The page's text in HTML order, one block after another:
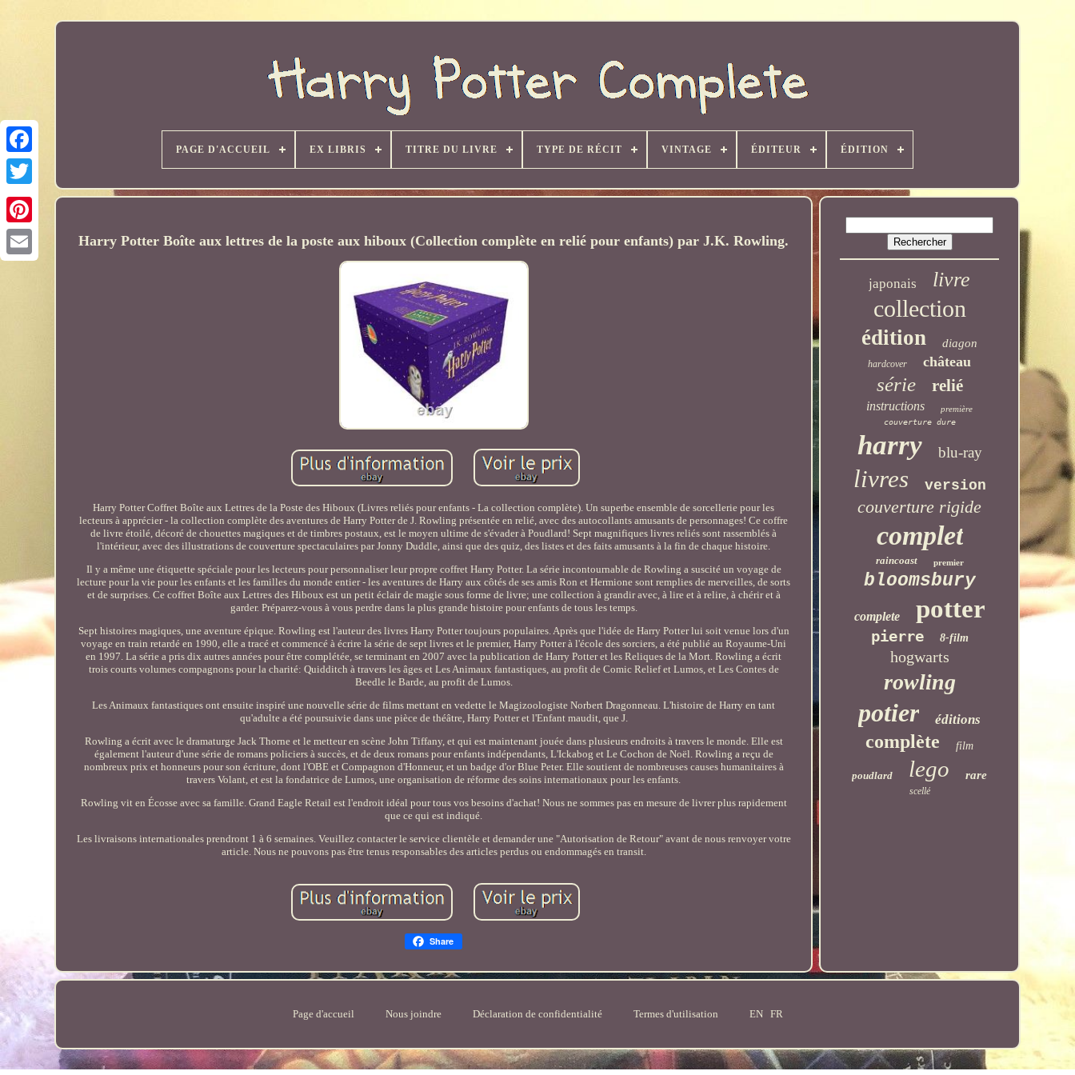
PAGE D'ACCUEIL EX LIBRIS TITRE DU LIVRE TYPE DE RÉCIT VINTAGE ÉDITEUR ÉDITION
Harry Potter Boîte aux lettres de la poste aux hiboux (Collection complète en relié pour enfants) par J.K. Rowling.
Harry Potter Coffret Boîte aux Lettres de la Poste des Hiboux (Livres reliés pour enfants - La collection complète). Un superbe ensemble de sorcellerie pour les
lecteurs à apprécier - la collection complète des aventures de Harry Potter de J. Rowling présentée en relié, avec des autocollants amusants de personnages! Ce coffre
de livre étoilé, décoré de chouettes magiques et de timbres postaux, est le moyen ultime de s'évader à Poudlard! Sept magnifiques livres reliés sont rassemblés à
l'intérieur, avec des illustrations de couverture spectaculaires par Jonny Duddle, ainsi que des quiz, des listes et des faits amusants à la fin de chaque histoire.
Il y a même une étiquette spéciale pour les lecteurs pour personnaliser leur propre coffret Harry Potter. La série incontournable de Rowling a suscité un voyage de
lecture pour la vie pour les enfants et les familles du monde entier - les aventures de Harry aux côtés de ses amis Ron et Hermione sont remplies de merveilles, de sorts
et de surprises. Ce coffret Boîte aux Lettres des Hiboux est un petit éclair de magie sous forme de livre; une collection à grandir avec, à lire et à relire, à chérir et à
garder. Préparez-vous à vous perdre dans la plus grande histoire pour enfants de tous les temps.
Sept histoires magiques, une aventure épique. Rowling est l'auteur des livres Harry Potter toujours populaires. Après que l'idée de Harry Potter lui soit venue lors d'un
voyage en train retardé en 1990, elle a tracé et commencé à écrire la série de sept livres et le premier, Harry Potter à l'école des sorciers, a été publié au Royaume-Uni
en 1997. La série a pris dix autres années pour être complétée, se terminant en 2007 avec la publication de Harry Potter et les Reliques de la Mort. Rowling a écrit
trois courts volumes compagnons pour la charité: Quidditch à travers les âges et Les Animaux fantastiques, au profit de Comic Relief et Lumos, et Les Contes de
Beedle le Barde, au profit de Lumos.
Les Animaux fantastiques ont ensuite inspiré une nouvelle série de films mettant en vedette le Magizoologiste Norbert Dragonneau. L'histoire de Harry en tant
qu'adulte a été poursuivie dans une pièce de théâtre, Harry Potter et l'Enfant maudit, que J.
Rowling a écrit avec le dramaturge Jack Thorne et le metteur en scène John Tiffany, et qui est maintenant jouée dans plusieurs endroits à travers le monde. Elle est
également l'auteur d'une série de romans policiers à succès, et de deux romans pour enfants indépendants, L'Ickabog et Le Cochon de Noël. Rowling a reçu de
nombreux prix et honneurs pour son écriture, dont l'OBE et Compagnon d'Honneur, et un badge d'or Blue Peter. Elle soutient de nombreuses causes humanitaires à
travers Volant, et est la fondatrice de Lumos, une organisation de réforme des soins internationaux pour les enfants.
Rowling vit en Écosse avec sa famille. Grand Eagle Retail est l'endroit idéal pour tous vos besoins d'achat! Nous ne sommes pas en mesure de livrer plus rapidement
que ce qui est indiqué.
Les livraisons internationales prendront 1 à 6 semaines. Veuillez contacter le service clientèle et demander une "Autorisation de Retour" avant de nous renvoyer votre
article. Nous ne pouvons pas être tenus responsables des articles perdus ou endommagés en transit.
Share
japonais livre
collection
édition diagon
hardcover château
série relié
instructions première
couverture dure
harry blu-ray
livres version
couverture rigide
complet
raincoast premier
bloomsbury
complete potter
pierre 8-film
hogwarts
rowling
potier éditions
complète film
poudlard lego rare
scellé
Page d'accueil Nous joindre Déclaration de confidentialité Termes d'utilisation EN FR